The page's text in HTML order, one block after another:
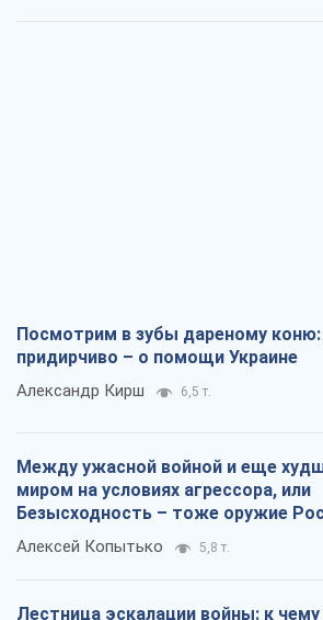
Посмотрим в зубы дареному коню:
придирчиво – о помощи Украине
Александр Кирш 6,5 т.
Между ужасной войной и еще
миром на условиях агрессора, или
Безысходность – тоже оружие
Алексей Копытько 5,8 т.
Лестница эскалации войны: к